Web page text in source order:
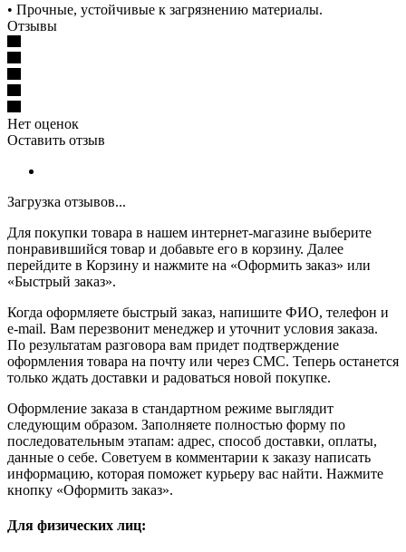
• Прочные, устойчивые к загрязнению материалы.
Отзывы
Нет оценок
Оставить отзыв
Загрузка отзывов...
Для покупки товара в нашем интернет-магазине выберите
понравившийся товар и добавьте его в корзину. Далее
перейдите в Корзину и нажмите на «Оформить заказ» или
«Быстрый заказ».
Когда оформляете быстрый заказ, напишите ФИО, телефон и
e-mail. Вам перезвонит менеджер и уточнит условия заказа.
По результатам разговора вам придет подтверждение
оформления товара на почту или через СМС. Теперь останется
только ждать доставки и радоваться новой покупке.
Оформление заказа в стандартном режиме выглядит
следующим образом. Заполняете полностью форму по
последовательным этапам: адрес, способ доставки, оплаты,
данные о себе. Советуем в комментарии к заказу написать
информацию, которая поможет курьеру вас найти. Нажмите
кнопку «Оформить заказ».
Для физических лиц: